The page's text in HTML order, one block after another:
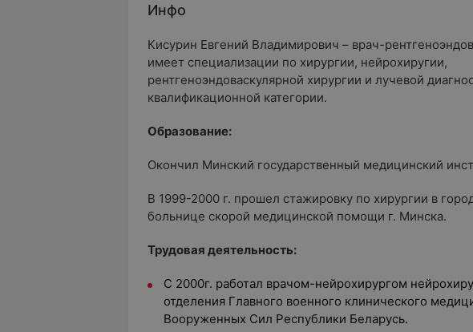
Инфо
Кисурин Евгений Владимирович – врач-
имеет специализации по хирургии, нейрохиругии,
рентгеноэндоваскулярной хирургии и лучевой
квалификационной категории.
Образование:
Окончил Минский государственный медицинский
В 1999-2000 г. прошел стажировку по хирургии в
больнице скорой медицинской помощи г. Минска.
Трудовая деятельность:
С 2000г. работал врачом-нейрохирургом
отделения Главного военного клинического
Вооруженных Сил Республики Беларусь.